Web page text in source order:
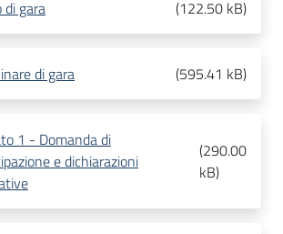
di gara (122.50 kB)
di gara (595.41 kB)
1 - Domanda di
e dichiarazioni
(290.00
kB)